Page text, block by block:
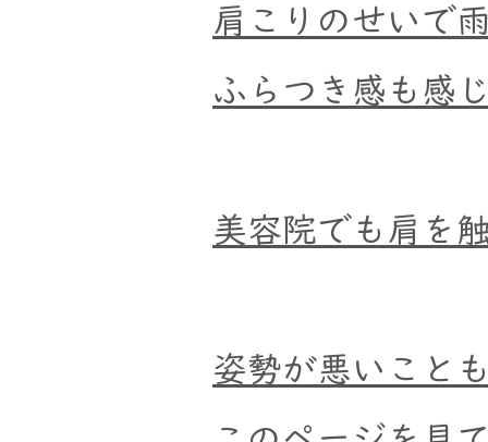
肩こりのせいで
ふらつき感も感
美容院でも肩を
姿勢が悪いこと